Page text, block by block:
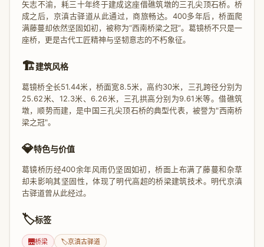
矢志不渝，耗三十年终于建成这座借礁筑墩的三孔尖顶石桥。桥
成之后，京滇古驿道从此通过，商旅畅达。400多年后，桥面爬
满藤蔓却依然坚固如初，被称为“西南桥梁之冠”。葛镜桥不只是一
座桥，更是古代工匠精神与坚韧意志的不朽象征。
🏗️建筑风格
葛镜桥全长51.44米，桥面宽8.5米，高约30米，三孔跨径分别为
25.62米、12.3米、6.26米，三孔拱高分别为9.61米等。借礁筑
墩，顺势而建，是中国三孔尖顶石桥的典型代表，被誉为"西南桥
梁之冠"。
💎特色与价值
葛镜桥历经400余年风雨仍坚固如初，桥面上布满了藤蔓和杂草
却未影响其坚固性，体现了明代高超的桥梁建筑技术。明代京滇
古驿道曾从此经过。
🏷️标签
🌉桥梁 🏷️京滇古驿道